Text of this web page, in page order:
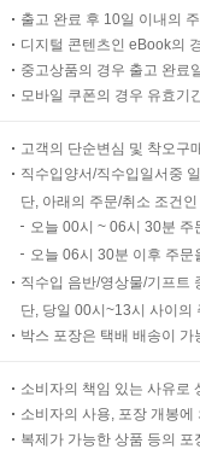
와 소수자성 / 257
인권 침해 양태 / 260
장 기제로서 국가인권위
권 정책 / 265
출고 완료 후 10일 이내의
디지털 콘텐츠인 eBook의
중고상품의 경우 출고 완료
모바일 쿠폰의 경우 유효기
고객의 단순변심 및 착오구
직수입양서/직수입일서중
단, 아래의 주문/취소 조건
오늘 00시 ~ 06시 30분
오늘 06시 30분 이후 주
직수입 음반/영상물/기프트
단, 당일 00시~13시 사이의
박스 포장은 택배 배송이
소비자의 책임 있는 사유로
소비자의 사용, 포장 개봉
복제가 가능한 상품 등의